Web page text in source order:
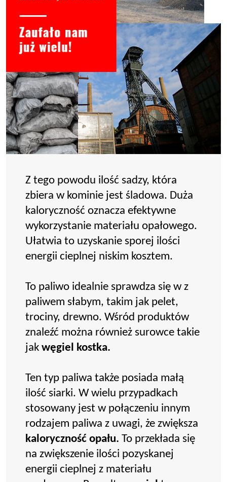
Z tego powodu ilość sadzy, która
zbiera w kominie jest śladowa. Duża
kaloryczność oznacza efektywne
wykorzystanie materiału opałowego.
Ułatwia to uzyskanie sporej ilości
energii cieplnej niskim kosztem.
To paliwo idealnie sprawdza się w z
paliwem słabym, takim jak pelet,
trociny, drewno. Wśród produktów
znaleźć można również surowce takie
jak węgiel kostka.
Ten typ paliwa także posiada małą
ilość siarki. W wielu przypadkach
stosowany jest w połączeniu innym
rodzajem paliwa z uwagi, że zwiększa
kaloryczność opału. To przekłada się
na zwiększenie ilości pozyskanej
energii cieplnej z materiału